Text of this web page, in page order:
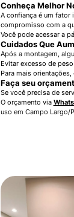
Conheça Melhor
A confiança é um fator
compromisso com a
Você pode acessar a
Cuidados Que
Após a montagem,
Evitar excesso de
Para mais
Faça seu
Se você precisa de
O orçamento via
uso em Campo Largo/